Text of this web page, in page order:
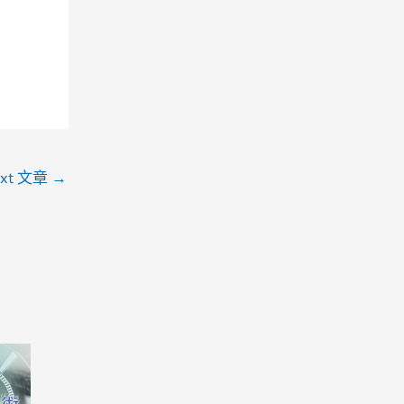
文章 →